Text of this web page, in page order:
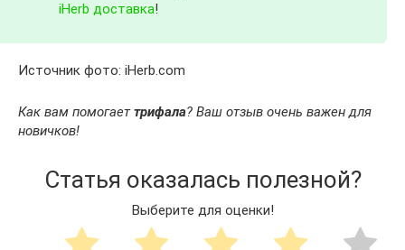
iHerb доставка!
Источник фото: iHerb.com
Как вам помогаеттрифала? Ваш отзыв очень важен для
новичков!
Статья оказалась полезной?
Выберите для оценки!